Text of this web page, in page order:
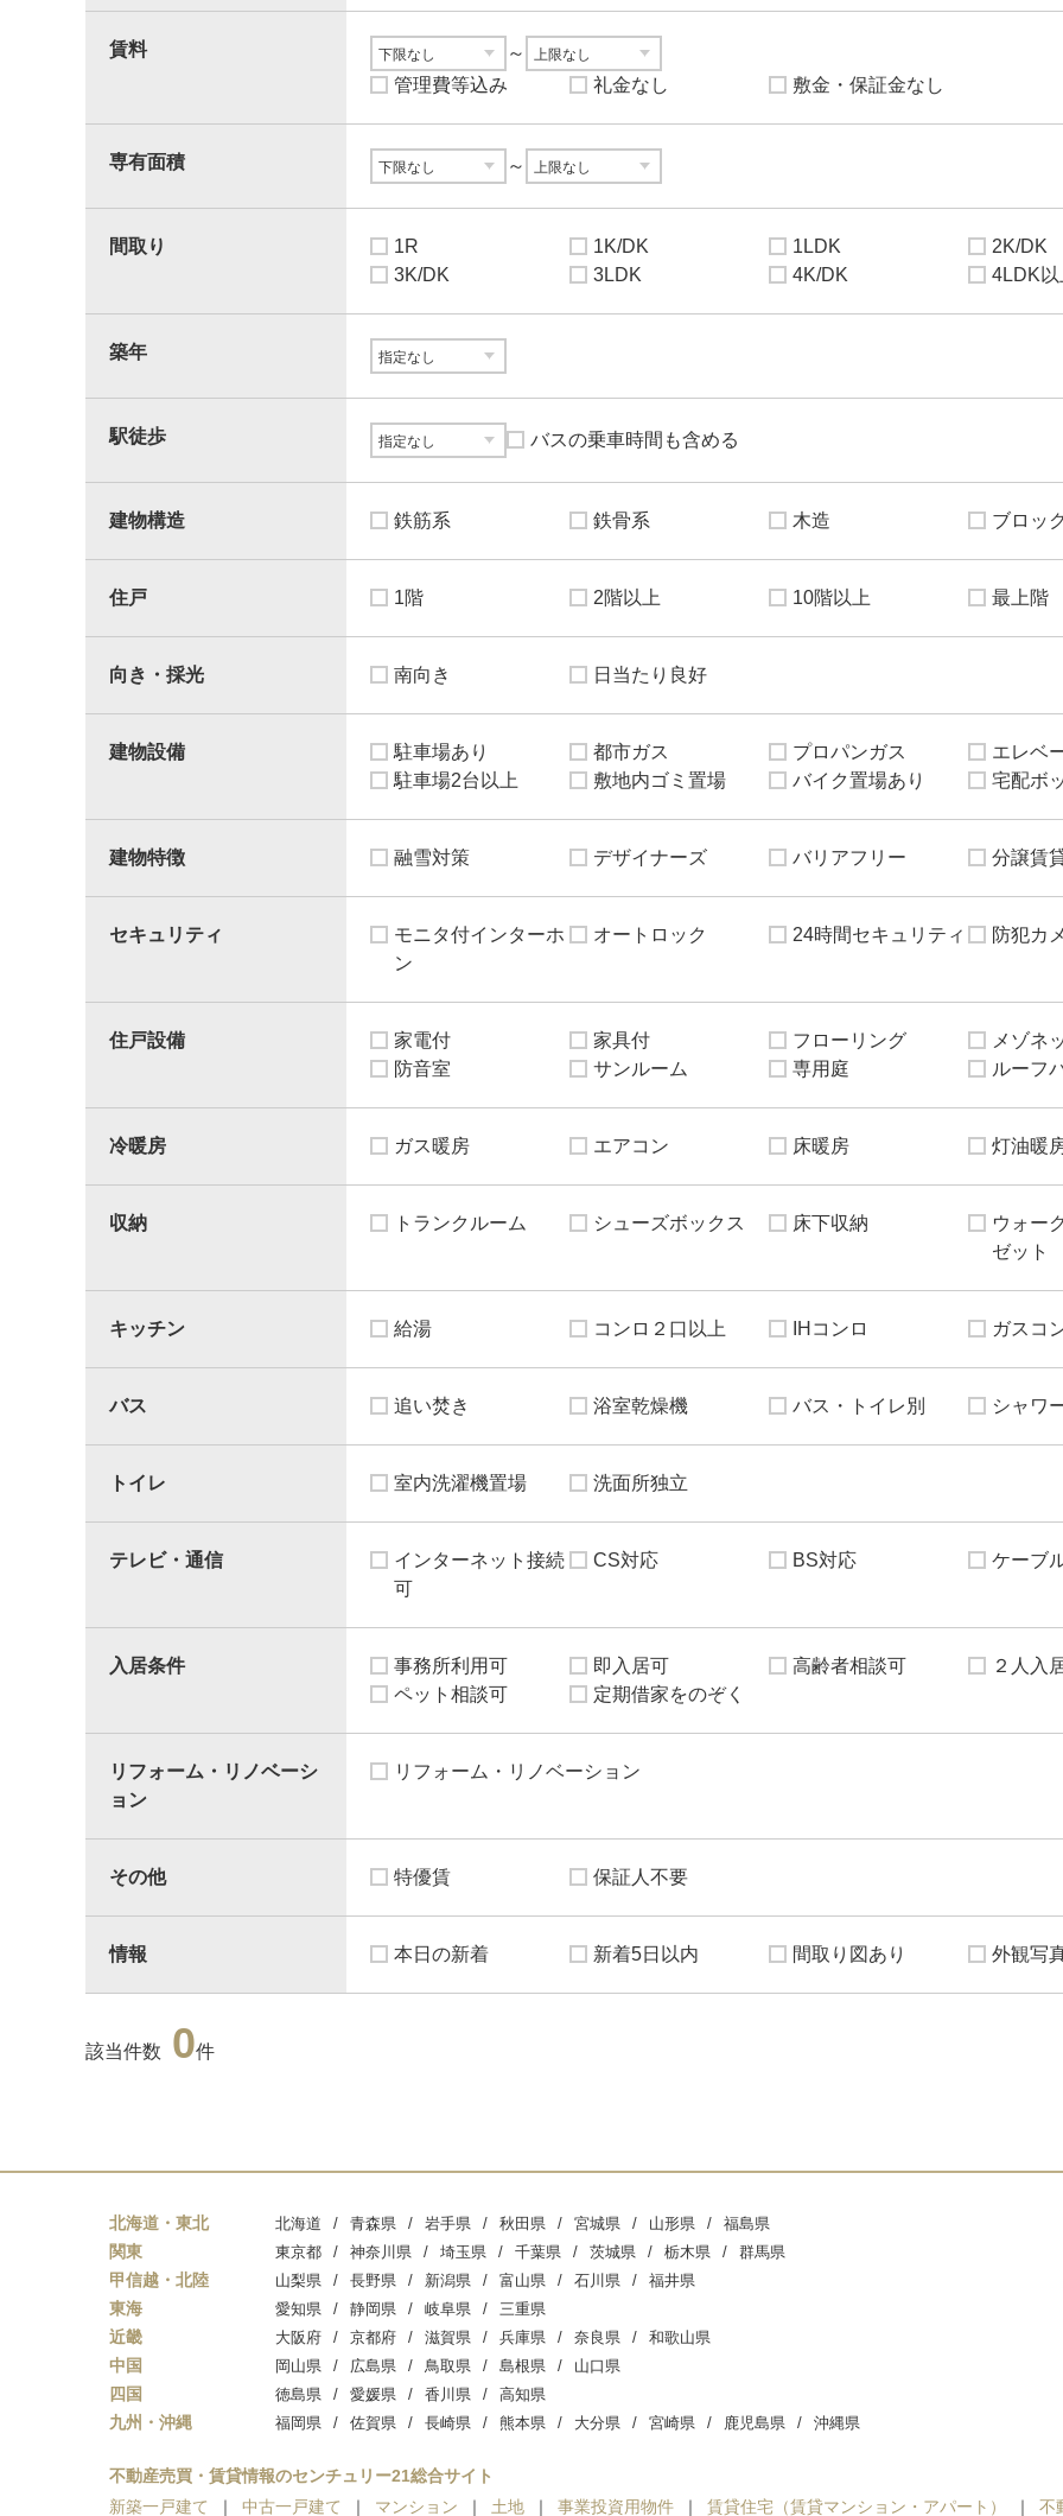
賃料
～
管理費等込み
礼金なし 敷金・保証金なし
専有面積 ～
間取り 1R 1K/DK 1LDK 2K/DK
3K/DK
3LDK 4K/DK 4LDK以
築年
駅徒歩 バスの乗車時間も含める
建物構造 鉄筋系 鉄骨系 木造 ブロッ
住戸 1階 2階以上 10階以上 最上階
向き・採光 南向き 日当たり良好
建物設備 駐車場あり 都市ガス プロパンガス エレベ
駐車場2台以上
敷地内ゴミ置場 バイク置場あり 宅配ボ
建物特徴 融雪対策 デザイナーズ バリアフリー 分譲賃
セキュリティ
モニタ付インターホ
ン
オートロック 24時間セキュリティ 防犯カ
住戸設備 家電付 家具付 フローリング メゾネ
防音室
サンルーム 専用庭 ルーフ
冷暖房 ガス暖房 エアコン 床暖房 灯油暖
収納 トランクルーム シューズボックス 床下収納
ウォー
ゼット
キッチン 給湯 コンロ２口以上 IHコンロ ガスコ
バス 追い焚き 浴室乾燥機 バス・トイレ別 シャワ
トイレ 室内洗濯機置場 洗面所独立
テレビ・通信
インターネット接続
可
CS対応 BS対応 ケーブ
入居条件 事務所利用可 即入居可 高齢者相談可 ２人入
ペット相談可
定期借家をのぞく
リフォーム・リノベーシ
ョン
リフォーム・リノベーション
その他 特優賃 保証人不要
情報 本日の新着 新着5日以内 間取り図あり 外観写
該当件数 0件
北海道・東北 北海道 青森県 岩手県 秋田県 宮城県 山形県 福島県
関東 東京都 神奈川県 埼玉県 千葉県 茨城県 栃木県 群馬県
甲信越・北陸 山梨県 長野県 新潟県 富山県 石川県 福井県
東海 愛知県 静岡県 岐阜県 三重県
近畿 大阪府 京都府 滋賀県 兵庫県 奈良県 和歌山県
中国 岡山県 広島県 鳥取県 島根県 山口県
四国 徳島県 愛媛県 香川県 高知県
九州・沖縄 福岡県 佐賀県 長崎県 熊本県 大分県 宮崎県 鹿児島県 沖縄県
不動産売買・賃貸情報のセンチュリー21総合サイト
新築一戸建て
中古一戸建て マンション 土地 事業投資用物件 賃貸住宅（賃貸マンション・アパート） 不